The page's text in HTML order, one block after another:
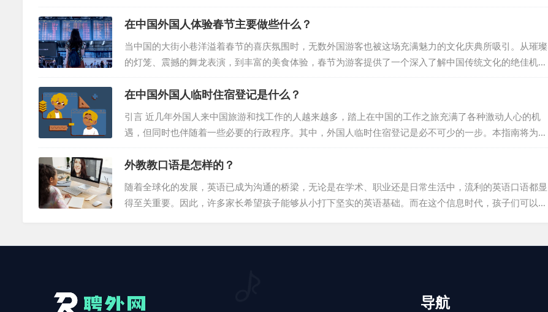
学，那么内蒙古无疑将成为您理想的航行目的地。这篇文章将引导您逐步经历成为内蒙古外籍教师的精彩
旅程，从申请之初到在这个迷人地域的崭新生活。 一、扬帆起航：申请与招聘流程 成为内蒙古外教是一
项充满挑战的壮举，外国人在中国当外教需要周密的规划和协调。这段旅程通常从学校全面细致的面试和
评估开始，以确保选拔出最合适的候选人。一旦脱颖而出，...
在中国外国人体验春节主要做些什么？
当中国的大街小巷洋溢着春节的喜庆氛围时，无数外国游客也被这场充满魅力的文化庆典所吸引。从璀璨
的灯笼、震撼的舞龙表演，到丰富的美食体验，春节为游客提供了一个深入了解中国传统文化的绝佳机
会。本指南将为外国人在中国旅游提供一份详尽的外国人体验春节指南，帮助您充分感受这一传统节日的
魅力。 一、参与节日庆典 春节期间，中国各地都会举办各种庆祝活动，如赏花灯、观看舞龙舞狮表演
等。游客可以积极参与其中，感受浓厚的节日氛围。同时，还可以参观传统的庙会，欣赏京剧等民间艺术
表演，感受中国文化的博大精深。 二、融入家庭传统...
在中国外国人临时住宿登记是什么？
引言 近几年外国人来中国旅游和找工作的人越来越多，踏上在中国的工作之旅充满了各种激动人心的机
遇，但同时也伴随着一些必要的行政程序。其中，外国人临时住宿登记是必不可少的一步。本指南将为您
提供详尽的信息，以确保您在中国停留期间顺利且合规。 了解临时住宿登记表 这张表格对于您在中国的
顺利居留至关重要。无论您是入住酒店、学校、企业、机构还是其他任何场所，只要您没有中国大陆身份
证，都需要填写“临时住宿登记表”。请记住，在您停留期间，持有外国人临时住宿登记表格是必不可少
的。 登记表的种类与获...
外教教口语是怎样的？
随着全球化的发展，英语已成为沟通的桥梁，无论是在学术、职业还是日常生活中，流利的英语口语都显
得至关重要。因此，许多家长希望孩子能够从小打下坚实的英语基础。而在这个信息时代，孩子们可以在
环境：当外教教口语时，孩子们可以置身于真实的英语环境中，这不仅有助于他们理解语言的实际应用，
导航